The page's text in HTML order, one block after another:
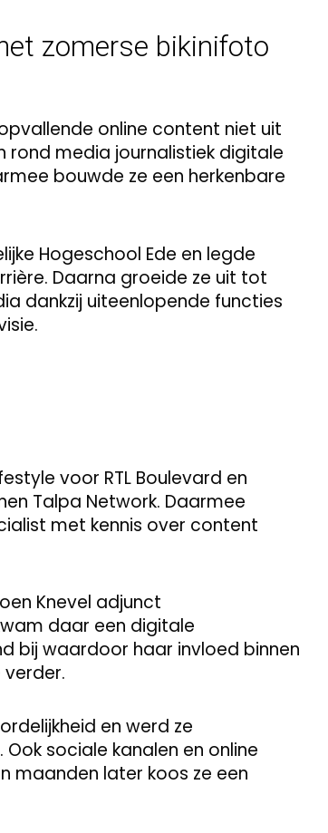
zomerse bikinifoto
online content niet uit
rond media journalistiek digitale
bouwde ze een herkenbare
Hogeschool Ede en legde
Daarna groeide ze uit tot
dankzij uiteenlopende functies
voor RTL Boulevard en
Talpa Network. Daarmee
met kennis over content
Knevel adjunct
daar een digitale
bij waardoor haar invloed binnen
en werd ze
sociale kanalen en online
maanden later koos ze een